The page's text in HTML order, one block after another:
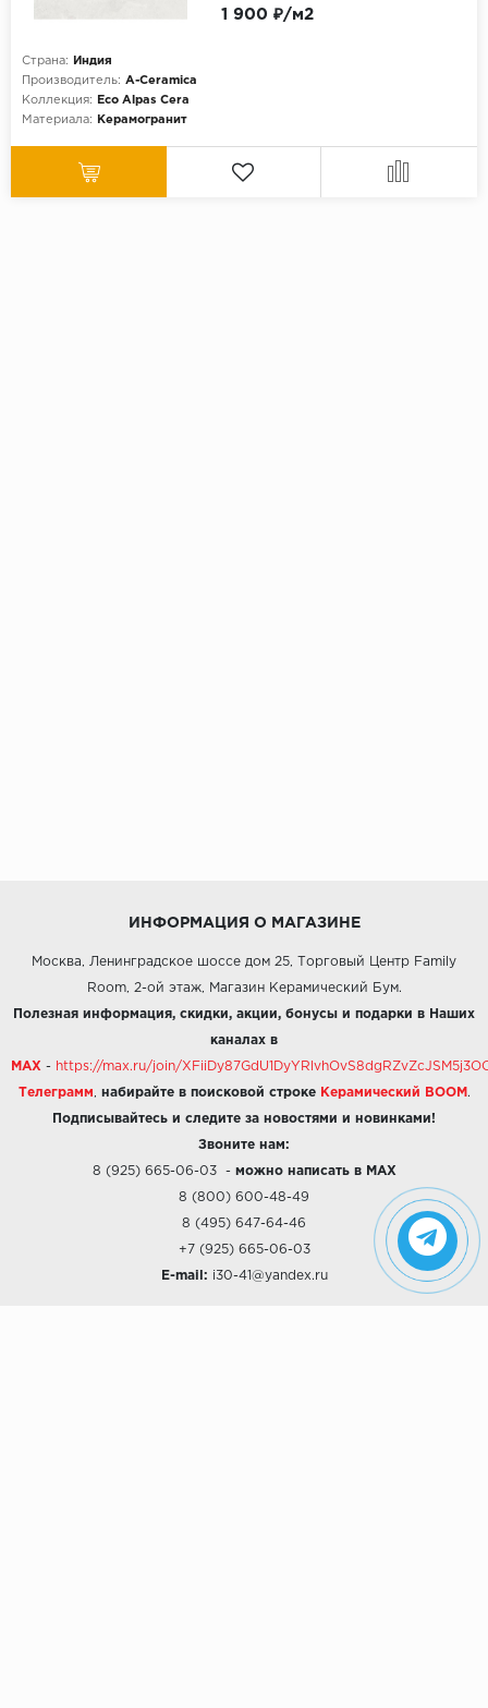
Страна:
Индия
Производитель: A-Ceramica
Коллекция:
Eco Alpas Cera
Материала:
Керамогранит
1 900 ₽/м2
ИНФОРМАЦИЯ О МАГАЗИНЕ
Москва, Ленинградское шоссе дом 25, Торговый Центр Family
Room, 2-ой этаж, Магазин Керамический Бум.
Полезная информация, скидки, акции, бонусы и подарки в Наших
каналах в
MAX - https://max.ru/join/
Телеграмм набирайте в поисковой строке Керамический BOOM .
Подписывайтесь и следите за новостями и новинками!
Звоните нам:
8 (925) 665-06-03- можно написать в MAX
8 (800) 600-48-49
8 (495) 647-64-46
+7 (925) 665-06-03
E-mail: i30-41@yandex.ru